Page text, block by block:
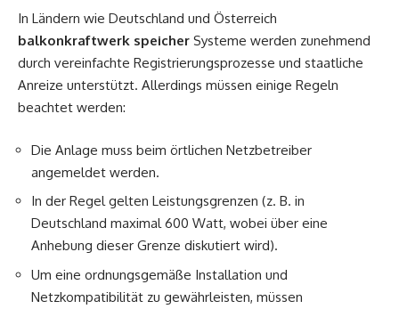
In Ländern wie Deutschland und Österreich
balkonkraftwerk speicher Systeme werden zunehmend
durch vereinfachte Registrierungsprozesse und staatliche
Anreize unterstützt. Allerdings müssen einige Regeln
beachtet werden:
Die Anlage muss beim örtlichen Netzbetreiber
angemeldet werden.
In der Regel gelten Leistungsgrenzen (z. B. in
Deutschland maximal 600 Watt, wobei über eine
Anhebung dieser Grenze diskutiert wird).
Um eine ordnungsgemäße Installation und
Netzkompatibilität zu gewährleisten, müssen